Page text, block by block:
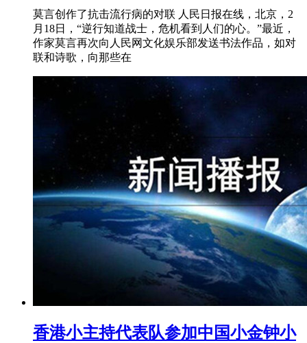
莫言创作了抗击流行病的对联 人民日报在线，北京，2
月18日，“逆行知道战士，危机看到人们的心。”最近，
作家莫言再次向人民网文化娱乐部发送书法作品，如对
联和诗歌，向那些在
香港小主持代表队参加中国小金钟小